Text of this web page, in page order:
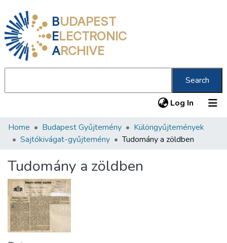
BUDAPEST
ELECTRONIC
ARCHIVE
Search
Log In (current)
Communities & Collections
Statistics
About us
Home Budapest Gyűjtemény
Különgyűjtemények
Sajtókivágat-gyűjtemény
Tudomány a zöldben
Tudomány a zöldben